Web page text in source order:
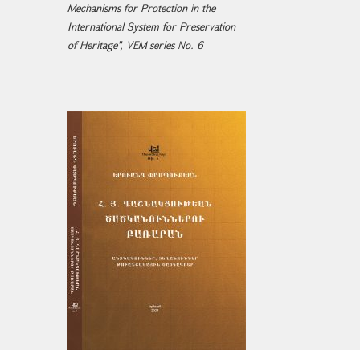
Mechanisms for Protection in the
International System for Preservation
of Heritage", VEM series No. 6